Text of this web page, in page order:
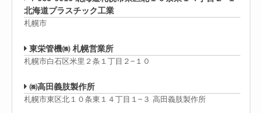
北海道プラスチック工業
札幌市
東栄管機㈱ 札幌営業所
札幌市白石区米里２条１丁目２−１０
㈱高田義肢製作所
札幌市東区北１０条東１４丁目１−３ 高田義肢製作所